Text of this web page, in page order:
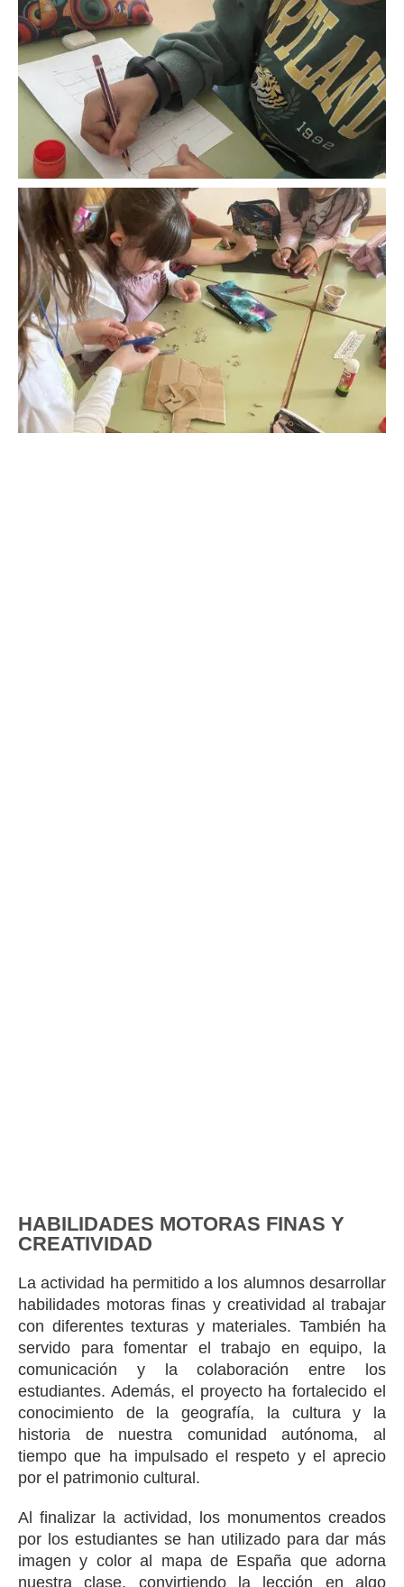
HABILIDADES MOTORAS FINAS Y
CREATIVIDAD
La actividad ha permitido a los alumnos desarrollar
habilidades motoras finas y creatividad al trabajar
con diferentes texturas y materiales. También ha
servido para fomentar el trabajo en equipo, la
comunicación y la colaboración entre los
estudiantes. Además, el proyecto ha fortalecido el
conocimiento de la geografía, la cultura y la
historia de nuestra comunidad autónoma, al
tiempo que ha impulsado el respeto y el aprecio
por el patrimonio cultural.
Al finalizar la actividad, los monumentos creados
por los estudiantes se han utilizado para dar más
imagen y color al mapa de España que adorna
nuestra clase, convirtiendo la lección en algo